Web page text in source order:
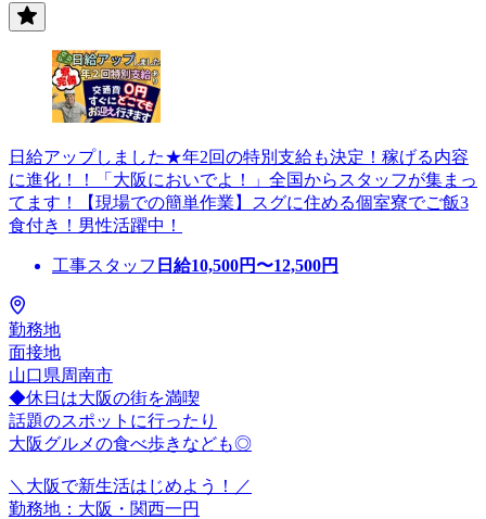
日給アップしました★年2回の特別支給も決定！稼げる内容
に進化！！「大阪においでよ！」全国からスタッフが集まっ
てます！【現場での簡単作業】スグに住める個室寮でご飯3
食付き！男性活躍中！
工事スタッフ 日給10,500円〜12,500円
勤務地
面接地
山口県周南市
◆休日は大阪の街を満喫
話題のスポットに行ったり
大阪グルメの食べ歩きなども◎
＼大阪で新生活はじめよう！／
勤務地：大阪・関西一円